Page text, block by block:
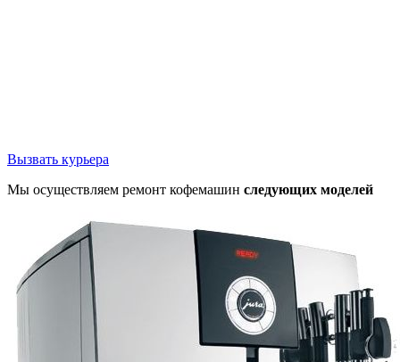
Вызвать курьера
Мы осуществляем ремонт кофемашин следующих моделей